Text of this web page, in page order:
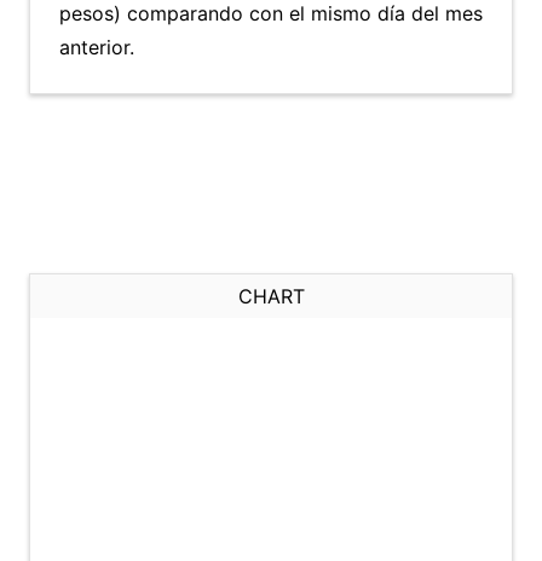
pesos) comparando con el mismo día del mes
anterior.
CHART